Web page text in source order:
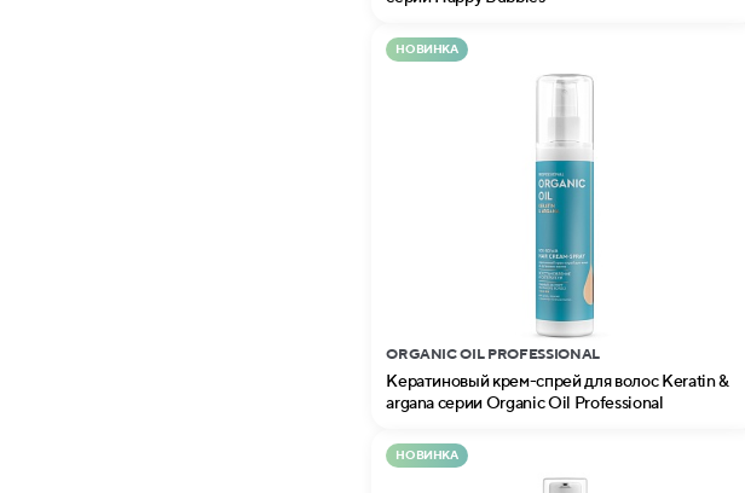
НОВИНКА
ORGANIC OIL PROFESSIONAL
Кератиновый крем-спрей для волос Keratin &
argana серии Organic Oil Professional
НОВИНКА